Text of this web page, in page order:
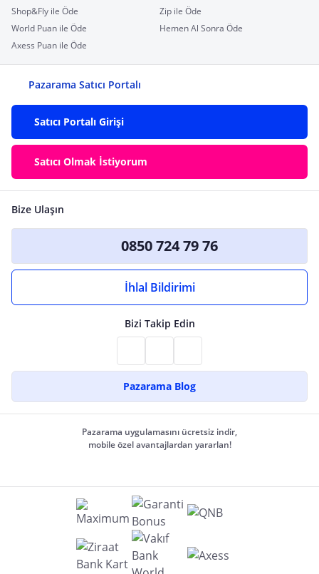
Shop&Fly ile Öde
Zip ile Öde
World Puan ile Öde
Hemen Al Sonra Öde
Axess Puan ile Öde
Pazarama Satıcı Portalı
Satıcı Portalı Girişi
Satıcı Olmak İstiyorum
Bize Ulaşın
0850 724 79 76
İhlal Bildirimi
Bizi Takip Edin
Pazarama Blog
Pazarama uygulamasını ücretsiz indir,
mobile özel avantajlardan yararlan!